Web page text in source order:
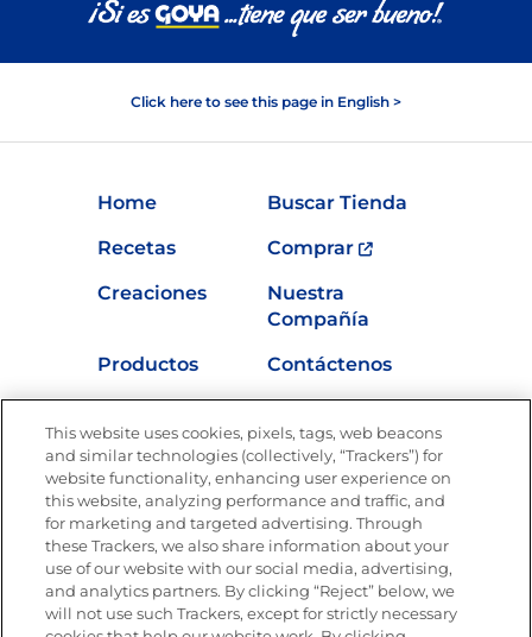
Click here to see this page in English >
Home
Buscar Tienda
Recetas
Comprar
Creaciones
Nuestra
Compañía
Productos
Contáctenos
Nutrición
Únete a La Cocina Goya®
Recibe Nuevas Recetas, Ofertas Especiales y
Promociones
This website uses cookies, pixels, tags, web beacons
and similar technologies (collectively, “Trackers”) for
website functionality, enhancing user experience on
this website, analyzing performance and traffic, and
for marketing and targeted advertising. Through
these Trackers, we also share information about your
use of our website with our social media, advertising,
and analytics partners. By clicking “Reject” below, we
will not use such Trackers, except for strictly necessary